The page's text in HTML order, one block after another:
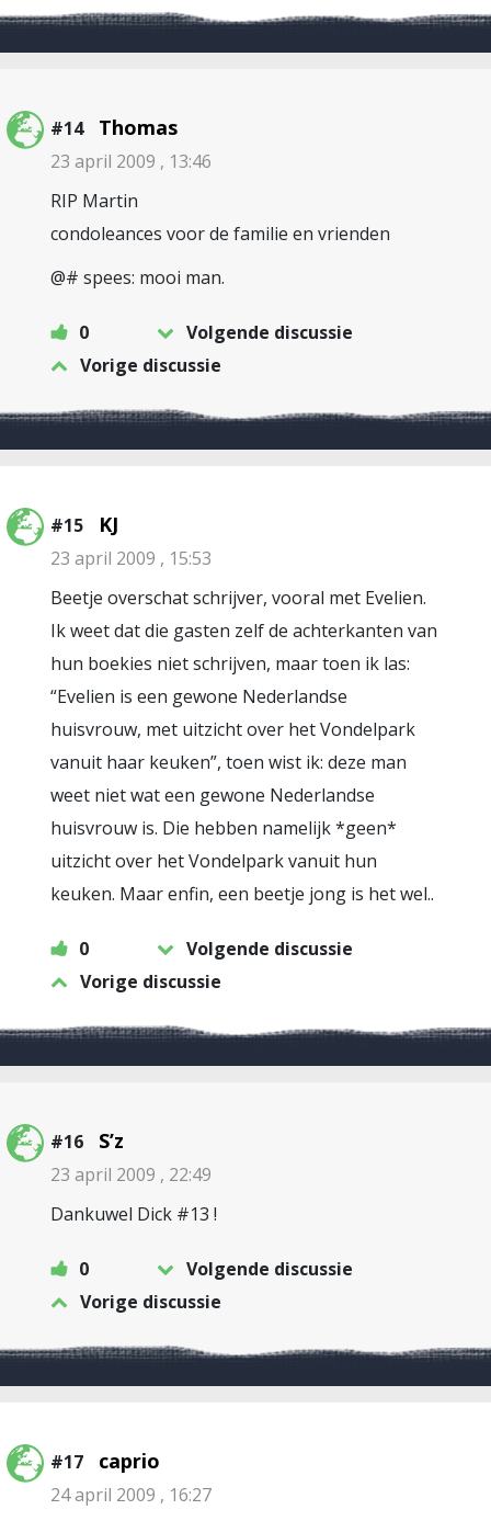
#14 Thomas
23 april 2009 , 13:46
RIP Martin
condoleances voor de familie en vrienden
@# spees: mooi man.
0
Volgende discussie
Vorige discussie
#15 KJ
23 april 2009 , 15:53
Beetje overschat schrijver, vooral met Evelien.
Ik weet dat die gasten zelf de achterkanten van
hun boekies niet schrijven, maar toen ik las:
“Evelien is een gewone Nederlandse
huisvrouw, met uitzicht over het Vondelpark
vanuit haar keuken”, toen wist ik: deze man
weet niet wat een gewone Nederlandse
huisvrouw is. Die hebben namelijk *geen*
uitzicht over het Vondelpark vanuit hun
keuken. Maar enfin, een beetje jong is het wel..
0
Volgende discussie
Vorige discussie
#16 S’z
23 april 2009 , 22:49
Dankuwel Dick #13 !
0
Volgende discussie
Vorige discussie
#17 caprio
24 april 2009 , 16:27